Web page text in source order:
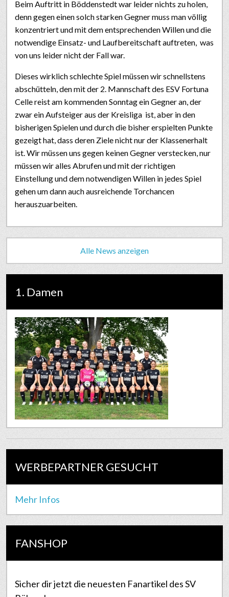
Beim Auftritt in Böddenstedt war leider nichts zu holen,
denn gegen einen solch starken Gegner muss man völlig
konzentriert und mit dem entsprechenden Willen und die
notwendige Einsatz- und Laufbereitschaft auftreten, was
von uns leider nicht der Fall war.
Dieses wirklich schlechte Spiel müssen wir schnellstens
abschütteln, den mit der 2. Mannschaft des ESV Fortuna
Celle reist am kommenden Sonntag ein Gegner an, der
zwar ein Aufsteiger aus der Kreisliga ist, aber in den
bisherigen Spielen und durch die bisher erspielten Punkte
gezeigt hat, dass deren Ziele nicht nur der Klassenerhalt
ist. Wir müssen uns gegen keinen Gegner verstecken, nur
müssen wir alles Abrufen und mit der richtigen
Einstellung und dem notwendigen Willen in jedes Spiel
gehen um dann auch ausreichende Torchancen
herauszuarbeiten.
Alle News anzeigen
1. Damen
WERBEPARTNER GESUCHT
Mehr Infos
FANSHOP
Sicher dir jetzt die neuesten Fanartikel des SV